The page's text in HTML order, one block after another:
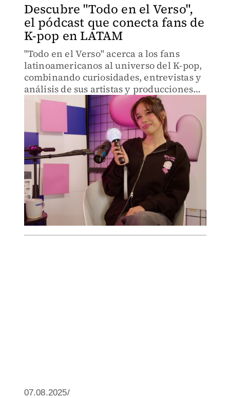
Descubre "Todo en el Verso",
el pódcast que conecta fans de
K-pop en LATAM
"Todo en el Verso" acerca a los fans
latinoamericanos al universo del K-pop,
combinando curiosidades, entrevistas y
análisis de sus artistas y producciones
favoritas.
07.08.2025/